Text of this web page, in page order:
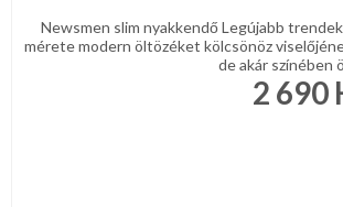
Newsmen slim nyakkendő Legújabb
mérete modern öltözéket kölcsönöz
de akár színében
2 690